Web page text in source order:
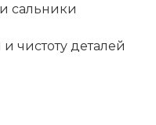
сальники
чистоту деталей